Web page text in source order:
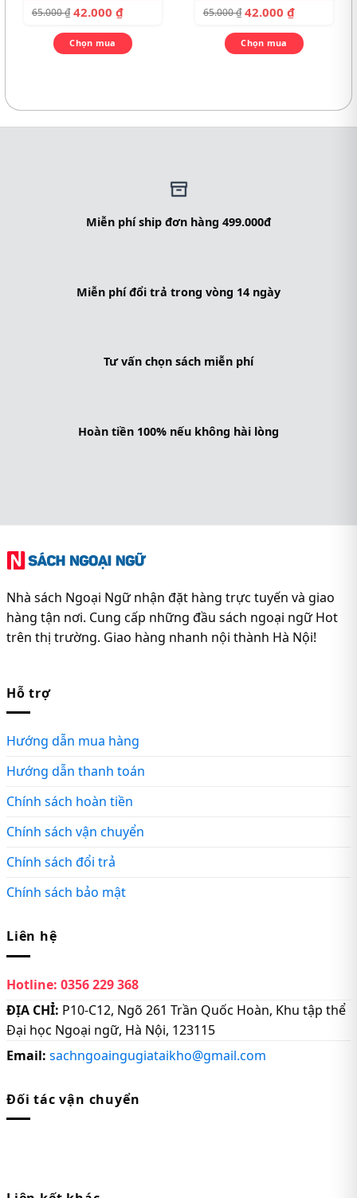
65.000₫ 42.000 ₫
Chọn mua
65.000₫ 42.000 ₫
Chọn mua
Miễn phí ship đơn hàng 499.000đ
Miễn phí đổi trả trong vòng 14 ngày
Tư vấn chọn sách miễn phí
Hoàn tiền 100% nếu không hài lòng
Nhà sách Ngoại Ngữ nhận đặt hàng trực tuyến và giao
hàng tận nơi. Cung cấp những đầu sách ngoại ngữ Hot
trên thị trường. Giao hàng nhanh nội thành Hà Nội!
Hỗ trợ
Hướng dẫn mua hàng
Hướng dẫn thanh toán
Chính sách hoàn tiền
Chính sách vận chuyển
Chính sách đổi trả
Chính sách bảo mật
Liên hệ
Hotline: 0356 229 368
ĐỊA CHỈ: P10-C12, Ngõ 261 Trần Quốc Hoàn, Khu tập thể
Đại học Ngoại ngữ, Hà Nội, 123115
Email: sachngoaingugiataikho@gmail.com
Đối tác vận chuyển